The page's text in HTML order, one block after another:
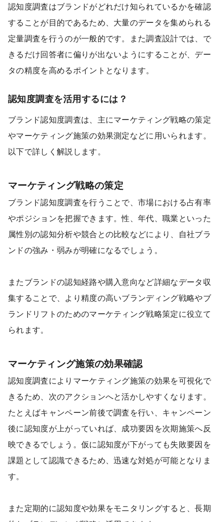
認知度調査はブランドがどれだけ知られているかを確認
することが目的であるため、大量のデータを集められる
定量調査を行うのが一般的です。また調査設計では、で
きるだけ回答者に偏りが出ないようにすることが、デー
タの精度を高めるポイントとなります。
認知度調査を活用するには？
ブランド認知度調査は、主にマーケティング戦略の策定
やマーケティング施策の効果測定などに用いられます。
以下で詳しく解説します。
マーケティング戦略の策定
ブランド認知度調査を行うことで、市場における占有率
やポジションを把握できます。性、年代、職業といった
属性別の認知分析や競合との比較などにより、自社ブラ
ンドの強み・弱みが明確になるでしょう。
またブランドの認知経路や購入意向など詳細なデータ収
集することで、より精度の高いブランディング戦略やブ
ランドリフトのためのマーケティング戦略策定に役立て
られます。
マーケティング施策の効果確認
認知度調査によりマーケティング施策の効果を可視化で
きるため、次のアクションへと活かしやすくなります。
たとえばキャンペーン前後で調査を行い、キャンペーン
後に認知度が上がっていれば、成功要因を次期施策へ反
映できるでしょう。仮に認知度が下がっても失敗要因を
課題として認識できるため、迅速な対処が可能となりま
す。
また定期的に認知度や効果をモニタリングすると、長期